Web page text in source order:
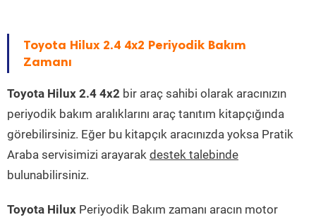
Toyota Hilux 2.4 4x2 Periyodik Bakım
Zamanı
Toyota Hilux 2.4 4x2 bir araç sahibi olarak aracınızın
periyodik bakım aralıklarını araç tanıtım kitapçığında
görebilirsiniz. Eğer bu kitapçık aracınızda yoksa Pratik
Araba servisimizi arayarak destek talebinde
bulunabilirsiniz.
Toyota Hilux Periyodik Bakım zamanı aracın motor